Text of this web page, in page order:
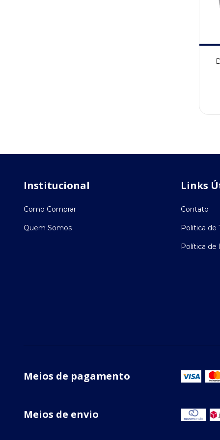
Institucional
Como Comprar
Quem Somos
Links
Contato
Politica de
Política de
Meios de pagamento
Meios de envio